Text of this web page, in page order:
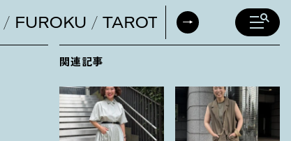
FUROKU TAROT DAILY
関連記事